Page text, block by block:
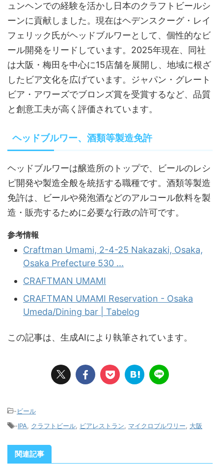
ュンヘンでの経験を活かし日本のクラフトビールシ
ーンに貢献しました。現在はヘデンスクーグ・レイ
フェリック氏がヘッドブルワーとして、個性的なビ
ール開発をリードしています。2025年現在、同社
は大阪・梅田を中心に15店舗を展開し、地域に根ざ
したビア文化を広げています。ジャパン・グレート
ビア・アワーズでブロンズ賞を受賞するなど、品質
と創意工夫が高く評価されています。
ヘッドブルワー、酒類等製造免許
ヘッドブルワーは醸造所のトップで、ビールのレシ
ピ開発や製造全般を統括する職種です。酒類等製造
免許は、ビールや発泡酒などのアルコール飲料を製
造・販売するために必要な行政の許可です。
参考情報
Craftman Umami, 2-4-25 Nakazaki, Osaka,
Osaka Prefecture 530 ...
CRAFTMAN UMAMI
CRAFTMAN UMAMI Reservation - Osaka
Umeda/Dining bar | Tabelog
この記事は、生成AIにより執筆されています。
-ビール
-IPA クラフトビール ビアレストラン マイクロブルワリー 大阪
関連記事